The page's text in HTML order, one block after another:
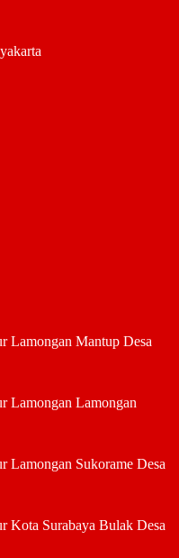
Lamongan Mantup Desa
Lamongan Lamongan
Lamongan Sukorame Desa
Kota Surabaya Bulak Desa